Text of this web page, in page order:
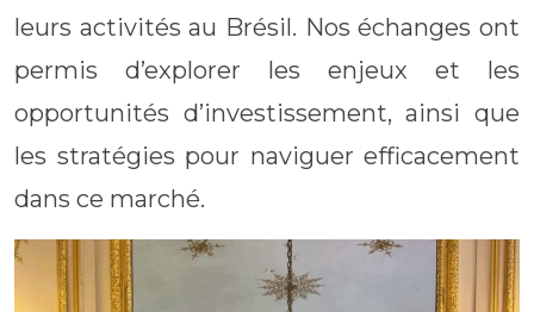
leurs activités au Brésil. Nos échanges ont
permis d’explorer les enjeux et les
opportunités d’investissement, ainsi que
les stratégies pour naviguer efficacement
dans ce marché.